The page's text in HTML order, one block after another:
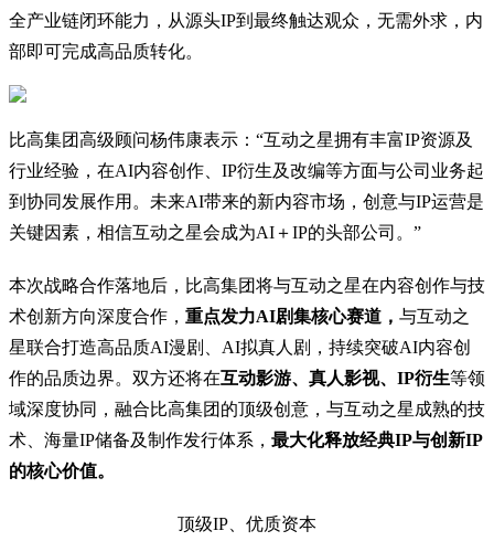
全产业链闭环能力，从源头IP到最终触达观众，无需外求，内
部即可完成高品质转化。
比高集团高级顾问杨伟康表示：“互动之星拥有丰富IP资源及
行业经验，在AI内容创作、IP衍生及改编等方面与公司业务起
到协同发展作用。未来AI带来的新内容市场，创意与IP运营是
关键因素，相信互动之星会成为AI＋IP的头部公司。”
本次战略合作落地后，比高集团将与互动之星在内容创作与技
术创新方向深度合作， 重点发力AI剧集核心赛道， 与互动之
星联合打造高品质AI漫剧、AI拟真人剧，持续突破AI内容创
作的品质边界。双方还将在互动影游、真人影视、IP衍生等领
域深度协同，融合比高集团的顶级创意，与互动之星成熟的技
术、海量IP储备及制作发行体系， 最大化释放经典IP与创新IP
的核心价值。
顶级IP、优质资本